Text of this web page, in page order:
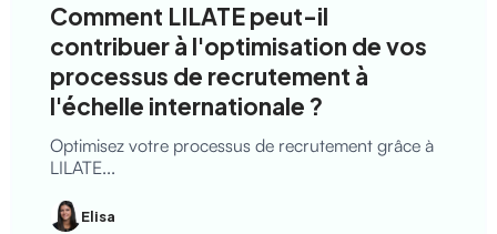
Comment LILATE peut-il
contribuer à l'optimisation de vos
processus de recrutement à
l'échelle internationale ?
Optimisez votre processus de recrutement grâce à
LILATE...
Elisa